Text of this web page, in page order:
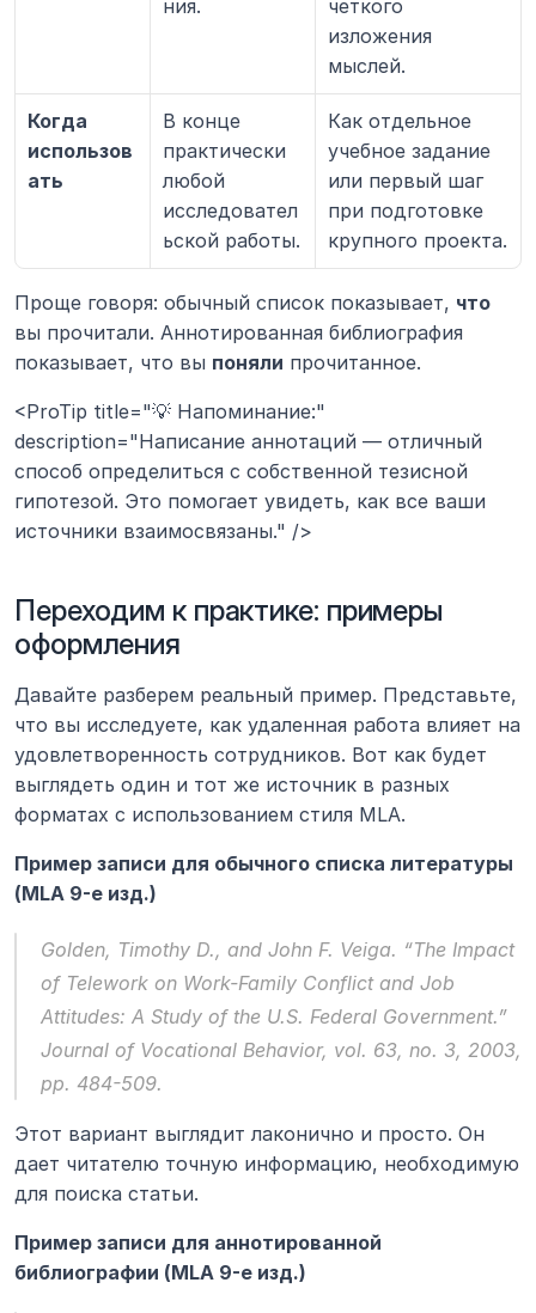
ния.
четкого
изложения
мыслей.
Когда
использов
ать
В конце
практически
любой
исследовател
ьской работы.
Как отдельное
учебное задание
или первый шаг
при подготовке
крупного проекта.
Проще говоря: обычный список показывает, что
вы прочитали. Аннотированная библиография
показывает, что вы поняли прочитанное.
<ProTip title="💡 Напоминание:"
description="Написание аннотаций — отличный
способ определиться с собственной тезисной
гипотезой. Это помогает увидеть, как все ваши
источники взаимосвязаны." />
Переходим к практике: примеры
оформления
Давайте разберем реальный пример. Представьте,
что вы исследуете, как удаленная работа влияет на
удовлетворенность сотрудников. Вот как будет
выглядеть один и тот же источник в разных
форматах с использованием стиля MLA.
Пример записи для обычного списка литературы
(MLA 9-е изд.)
Golden, Timothy D., and John F. Veiga. “The Impact
of Telework on Work-Family Conflict and Job
Journal of Vocational Behavior, vol. 63, no. 3, 2003,
pp. 484-509.
Этот вариант выглядит лаконично и просто. Он
дает читателю точную информацию, необходимую
для поиска статьи.
Пример записи для аннотированной
библиографии (MLA 9-е изд.)